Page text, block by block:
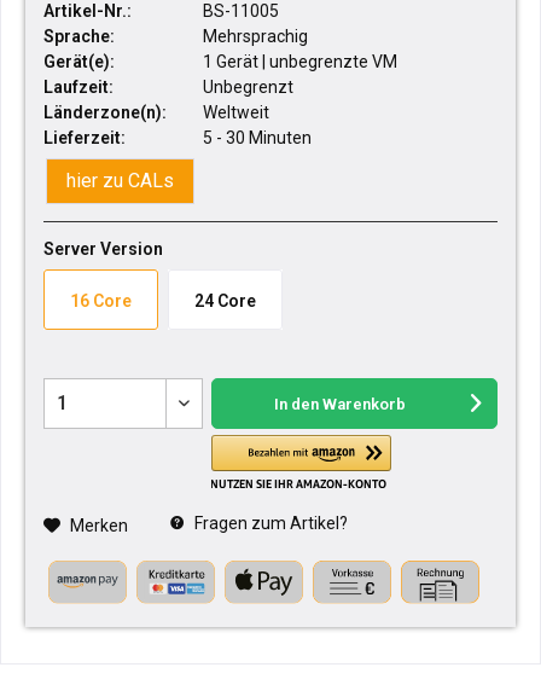
Artikel-Nr.:
BS-11005
Sprache:
Mehrsprachig
Gerät(e):
1 Gerät | unbegrenzte VM
Laufzeit:
Unbegrenzt
Länderzone(n):
Weltweit
Lieferzeit:
5 - 30 Minuten
hier zu CALs
Server Version
16 Core 24 Core
In den Warenkorb
Merken Fragen zum Artikel?